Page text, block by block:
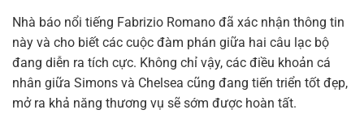
Nhà báo nổi tiếng Fabrizio Romano đã xác nhận thông tin
này và cho biết các cuộc đàm phán giữa hai câu lạc bộ
đang diễn ra tích cực. Không chỉ vậy, các điều khoản cá
nhân giữa Simons và Chelsea cũng đang tiến triển tốt đẹp,
mở ra khả năng thương vụ sẽ sớm được hoàn tất.